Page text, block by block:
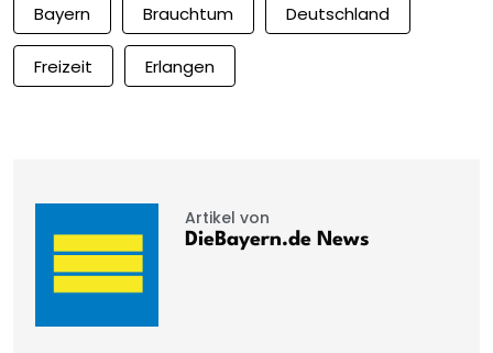
Bayern Brauchtum Deutschland
Freizeit Erlangen
Artikel von
DieBayern.de News